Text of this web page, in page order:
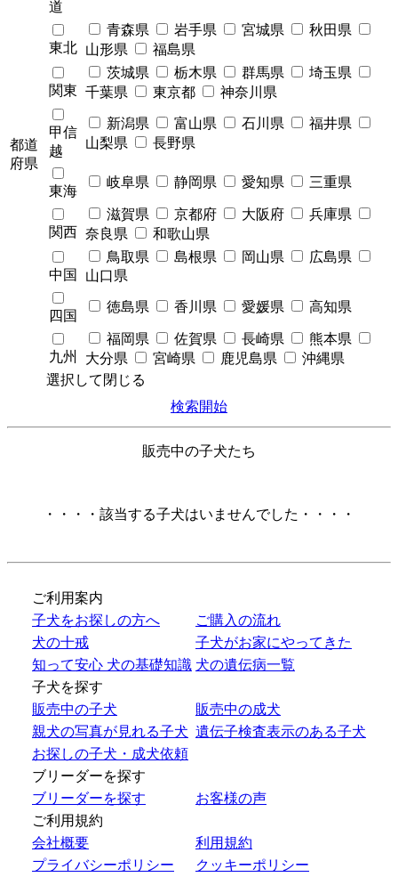
都道
府県
道
東北
青森県 岩手県 宮城県
秋田県
山形県
福島県
関東
茨城県 栃木県 群馬県
埼玉県
千葉県
東京都 神奈川県
甲信
越
新潟県 富山県 石川県
福井県
山梨県
長野県
東海
岐阜県 静岡県 愛知県 三重県
関西
滋賀県 京都府 大阪府
兵庫県
奈良県
和歌山県
中国
鳥取県 島根県 岡山県
広島県
山口県
四国
徳島県 香川県 愛媛県 高知県
九州
福岡県 佐賀県 長崎県
熊本県
大分県
宮崎県 鹿児島県
沖縄県
選択して閉じる
検索開始
販売中の子犬たち
・・・・該当する子犬はいませんでした・・・・
ご利用案内
子犬をお探しの方へ
ご購入の流れ
犬の十戒
子犬がお家にやってきた
知って安心 犬の基礎知識 犬の遺伝病一覧
子犬を探す
販売中の子犬
販売中の成犬
親犬の写真が見れる子犬 遺伝子検査表示のある子犬
お探しの子犬・成犬依頼
ブリーダーを探す
ブリーダーを探す
お客様の声
ご利用規約
会社概要
利用規約
プライバシーポリシー
クッキーポリシー